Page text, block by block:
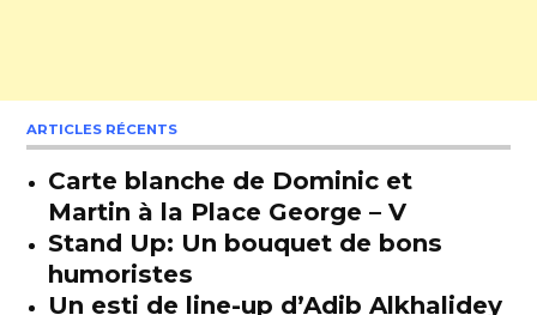
ARTICLES RÉCENTS
Carte blanche de Dominic et
Martin à la Place George – V
Stand Up: Un bouquet de bons
humoristes
Un esti de line-up d’Adib Alkhalidey